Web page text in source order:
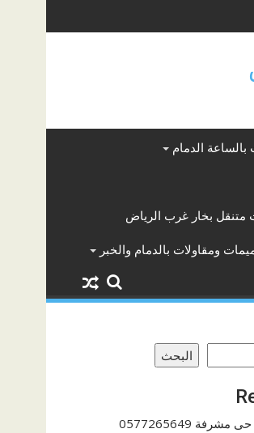
بالساعة الدمام
بخار غرب الرياض
ومقاولات بالدمام والخبر
البحث
0577265649